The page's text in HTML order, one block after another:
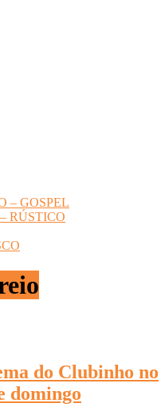
– GOSPEL
RÚSTICO
do Clubinho no
domingo